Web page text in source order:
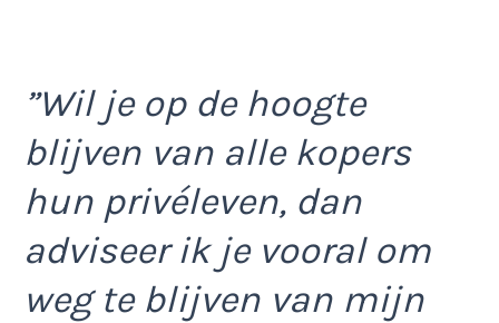
”Wil je op de hoogte
blijven van alle kopers
hun privéleven, dan
adviseer ik je vooral om
weg te blijven van mijn